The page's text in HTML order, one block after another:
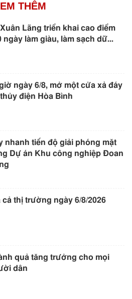
THÊM
Lãng triển khai cao điểm
ngày làm giàu, làm sạch dữ...
ngày 6/8, mở một cửa xả đáy
điện Hòa Bình
nhanh tiến độ giải phóng mặt
Dự án Khu công nghiệp Đoan
cả thị trường ngày 6/8/2026
quả tăng trưởng cho mọi
dân